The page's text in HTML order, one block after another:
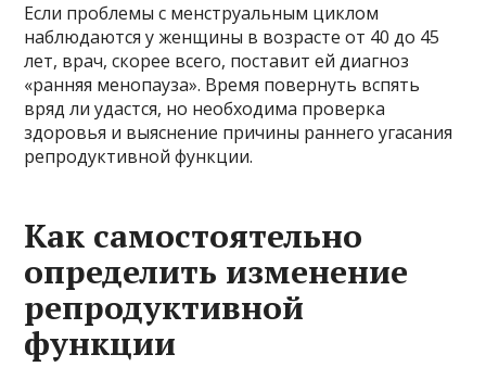
Если проблемы с менструальным циклом
наблюдаются у женщины в возрасте от 40 до 45
лет, врач, скорее всего, поставит ей диагноз
«ранняя менопауза». Время повернуть вспять
вряд ли удастся, но необходима проверка
здоровья и выяснение причины раннего угасания
репродуктивной функции.
Как самостоятельно
определить изменение
репродуктивной
функции